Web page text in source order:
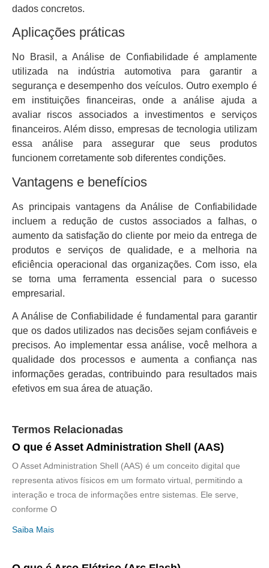
dados concretos.
Aplicações práticas
No Brasil, a Análise de Confiabilidade é amplamente
utilizada na indústria automotiva para garantir a
segurança e desempenho dos veículos. Outro exemplo é
em instituições financeiras, onde a análise ajuda a
avaliar riscos associados a investimentos e serviços
financeiros. Além disso, empresas de tecnologia utilizam
essa análise para assegurar que seus produtos
funcionem corretamente sob diferentes condições.
Vantagens e benefícios
As principais vantagens da Análise de Confiabilidade
incluem a redução de custos associados a falhas, o
aumento da satisfação do cliente por meio da entrega de
produtos e serviços de qualidade, e a melhoria na
eficiência operacional das organizações. Com isso, ela
se torna uma ferramenta essencial para o sucesso
empresarial.
A Análise de Confiabilidade é fundamental para garantir
que os dados utilizados nas decisões sejam confiáveis e
precisos. Ao implementar essa análise, você melhora a
qualidade dos processos e aumenta a confiança nas
informações geradas, contribuindo para resultados mais
efetivos em sua área de atuação.
Termos Relacionadas
O que é Asset Administration Shell (AAS)
O Asset Administration Shell (AAS) é um conceito digital que
representa ativos físicos em um formato virtual, permitindo a
interação e troca de informações entre sistemas. Ele serve,
conforme O
Saiba Mais